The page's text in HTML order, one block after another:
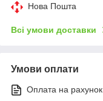
Нова Пошта
Всі умови доставки
Умови оплати
Оплата на рахунок